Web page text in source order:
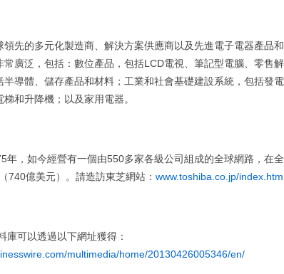
領先的多元化製造商、解決方案供應商以及先進電子電器產品
常廣泛，包括：數位產品，包括LCD電視、筆記型電腦、零售
半導體、儲存產品和材料；工業和社會基礎建設系統，包括發
和升降機；以及家用電器。
年，如今經營有一個由550多家各級公司組成的全球網路，在
740億美元）。請造訪東芝網站： www.toshiba.co.jp/index.htm
庫可以透過以下網址獲得：
multimedia/home/20130426005346/en/